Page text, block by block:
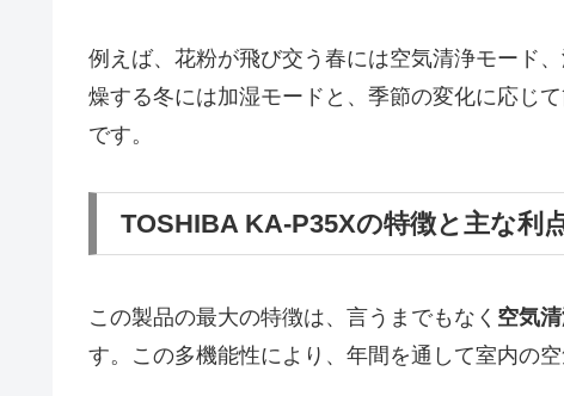
例えば、花粉が飛び交う春には空気清浄モード
燥する冬には加湿モードと、季節の変化に応じ
です。
TOSHIBA KA-P35Xの特徴と主な利
この製品の最大の特徴は、言うまでもなく 空気
す。この多機能性により、年間を通して室内の